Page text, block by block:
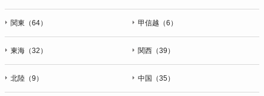
関東（64） 甲信越（6）
東海（32） 関西（39）
北陸（9） 中国（35）